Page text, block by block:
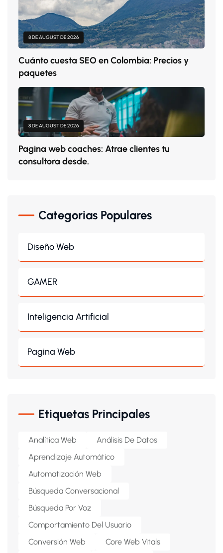
8 DE AUGUST DE 2026
Cuánto cuesta SEO en Colombia: Precios y
paquetes
8 DE AUGUST DE 2026
Pagina web coaches: Atrae clientes tu
consultora desde.
Categorias Populares
Diseño Web
GAMER
Inteligencia Artificial
Pagina Web
Etiquetas Principales
Analítica Web
Análisis De Datos
Aprendizaje Automático
Automatización Web
Búsqueda Conversacional
Búsqueda Por Voz
Comportamiento Del Usuario
Conversión Web
Core Web Vitals